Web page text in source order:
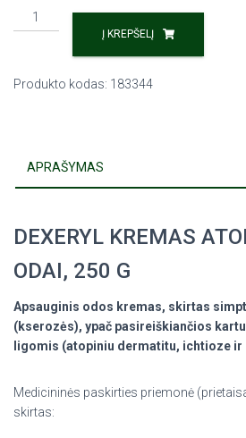
Į KREPŠELĮ
Produkto kodas: 183344
APRAŠYMAS
DEXERYL KREMAS
ODAI, 250 G
Apsauginis odos kremas, skirtas
(kserozės), ypač pasireiškiančios
ligomis (atopiniu dermatitu, ichtioze ir
Medicininės paskirties priemonė
skirtas: